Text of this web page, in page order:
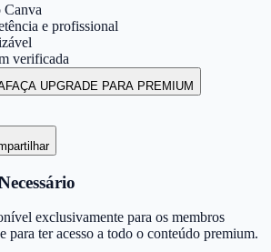
e profissional
verificada
FAÇA UPGRADE PARA PREMIUM
exclusivamente para os membros
para ter acesso a todo o conteúdo premium.